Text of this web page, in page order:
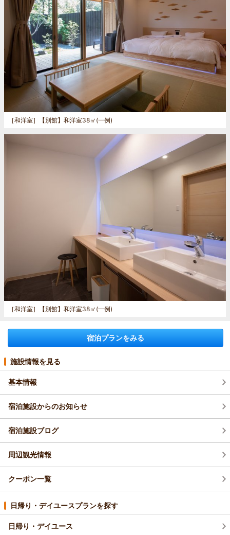
［和洋室］ 【別館】和洋室38㎡(一例)
［和洋室］ 【別館】和洋室38㎡(一例)
宿泊プランをみる
施設情報を見る
基本情報
宿泊施設からのお知らせ
宿泊施設ブログ
周辺観光情報
クーポン一覧
日帰り・デイユースプランを探す
日帰り・デイユース